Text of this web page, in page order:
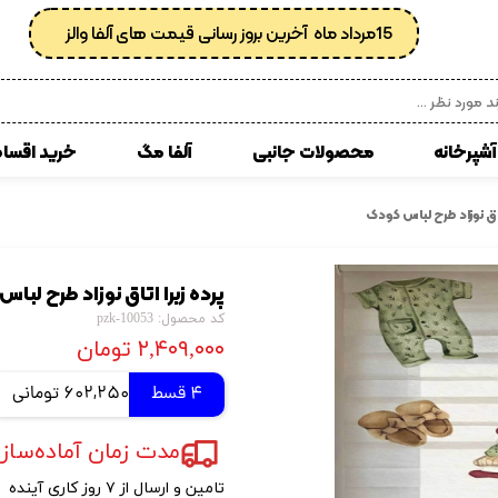
15مرداد ماه آخرین بروز رسانی قیمت های آلفا والز
مصنوعی
کاغذدیواری رولی
کاغذدیواری ساده
کاغذ دیواری پتینه
کاغذدیواری طرح دار
کاغذدیواری اداری
محصولات جانبی آلفا مگ خرید
نوزاد طرح لباس کودک
پرده زبرا اتاق نوزاد طرح
کد محصول: pzk-10053
۲,۴۰۹,۰۰۰ تومان
4 قسط 602,250 تومانی
مدت زمان آماده‌سازی و
تامین و ارسال از ۷ روز کاری آینده